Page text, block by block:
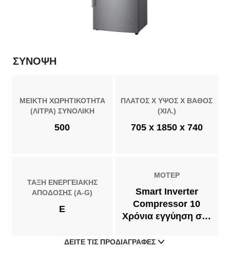
ΣΎΝΟΨΗ
ΜΕΙΚΤΗ ΧΩΡΗΤΙΚΟΤΗΤΑ
(ΛΙΤΡΑ) ΣΥΝΟΛΙΚΗ
500
ΠΛΑΤΟΣ X ΥΨΟΣ X ΒΑΘΟΣ
(ΧΙΛ.)
705 x 1850 x 740
ΤΑΞΗ ΕΝΕΡΓΕΙΑΚΗΣ
ΑΠΟΔΟΣΗΣ (A-G)
E
ΜΟΤΕΡ
Smart Inverter
Compressor 10
Χρόνια εγγύηση στο
ΔΕΊΤΕ ΤΙΣ ΠΡΟΔΙΑΓΡΑΦΈΣ